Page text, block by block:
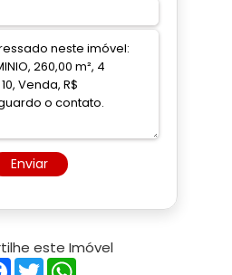
Enviar
este Imóvel
Facebook
Twitter